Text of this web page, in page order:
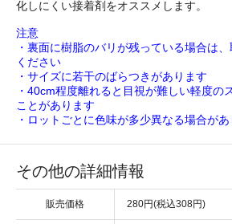
化しにくい接着剤をオススメします。
注意
・裏面に樹脂のバリが残っている場合は
ください
・サイズに若干のばらつきがあります
・40cm程度離れると目視が難しい軽度の
ことがあります
・ロットごとに色味が多少異なる場合が
その他の詳細情報
販売価格 280円(税込308円)